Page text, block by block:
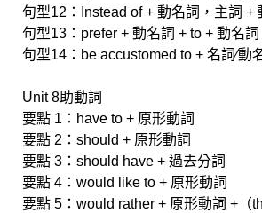
句型12：Instead of + 動名詞，主詞 +
句型13：prefer + 動名詞 + to + 動名詞
句型14：be accustomed to + 名詞∕動
Unit 8助動詞
要點 1：have to + 原形動詞
要點 2：should + 原形動詞
要點 3：should have + 過去分詞
要點 4：would like to + 原形動詞
要點 5：would rather + 原形動詞 +（